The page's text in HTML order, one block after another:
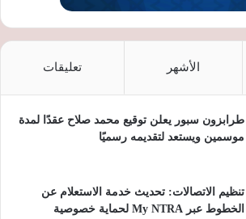
الأشهر تعليقات
طرابزون سبور يعلن توقيع محمد صلاح عقدًا لمدة
موسمين ويستعد لتقديمه رسميًا
تنظيم الاتصالات: تحديث خدمة الاستعلام عن
الخطوط عبر My NTRA لحماية خصوصية